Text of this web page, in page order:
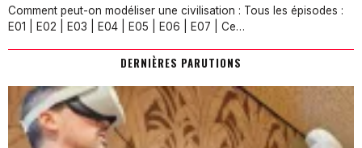
Comment peut-on modéliser une civilisation : Tous les épisodes :
E01 | E02 | E03 | E04 | E05 | E06 | E07 | Ce…
DERNIÈRES PARUTIONS